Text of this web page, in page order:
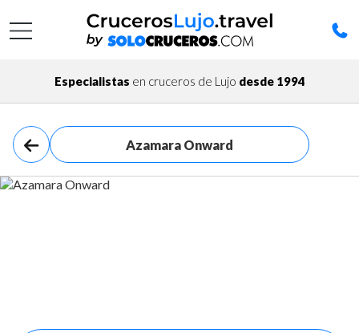
Especialistas en cruceros de Lujo desde 1994
Azamara Onward